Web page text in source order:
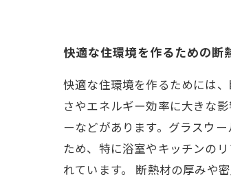
快適な住環境を作るための断
快適な住環境を作るためには
さやエネルギー効率に大きな
ーなどがあります。グラスウ
ため、特に浴室やキッチンの
れています。 断熱材の厚みや